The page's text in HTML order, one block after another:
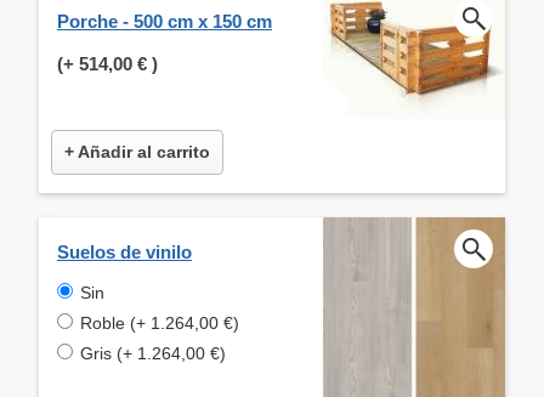
Porche - 500 cm x 150 cm
(+ 514,00 € )
+ Añadir al carrito
Suelos de vinilo
Sin
Roble (+ 1.264,00 €)
Gris (+ 1.264,00 €)